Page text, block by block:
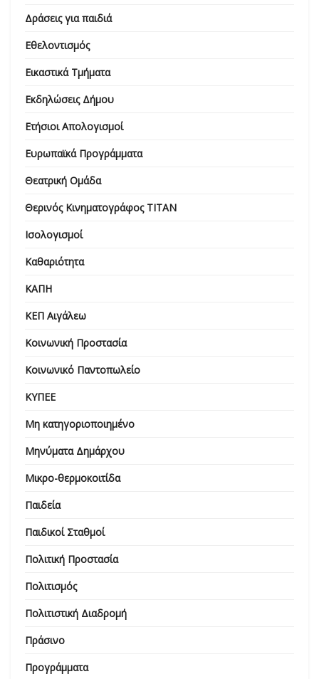
Δράσεις για παιδιά
Εθελοντισμός
Εικαστικά Τμήματα
Εκδηλώσεις Δήμου
Ετήσιοι Απολογισμοί
Ευρωπαϊκά Προγράμματα
Θεατρική Ομάδα
Θερινός Κινηματογράφος ΤΙΤΑΝ
Ισολογισμοί
Καθαριότητα
ΚΑΠΗ
ΚΕΠ Αιγάλεω
Κοινωνική Προστασία
Κοινωνικό Παντοπωλείο
ΚΥΠΕΕ
Μη κατηγοριοποιημένο
Μηνύματα Δημάρχου
Μικρο-θερμοκοιτίδα
Παιδεία
Παιδικοί Σταθμοί
Πολιτική Προστασία
Πολιτισμός
Πολιτιστική Διαδρομή
Πράσινο
Προγράμματα